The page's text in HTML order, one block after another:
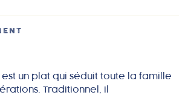
un plat qui séduit toute la famille
Traditionnel, il